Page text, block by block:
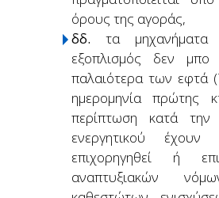
όρους της αγοράς,
δδ. τα
εξοπλισμός δεν
παλαιότερα των εφτά
ημερομηνία πρώτης
περίπτωση κατά την
ενεργητικού
επιχορηγηθεί ή
αναπτυξιακών